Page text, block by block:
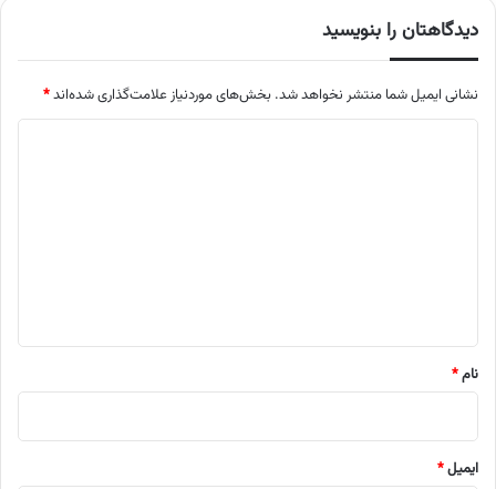
دیدگاهتان را بنویسید
نشانی ایمیل شما منتشر نخواهد شد. بخش‌های موردنیاز علامت‌گذاری شده‌اند*
نام*
ایمیل*